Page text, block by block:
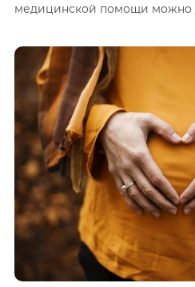
медицинской помощи можно